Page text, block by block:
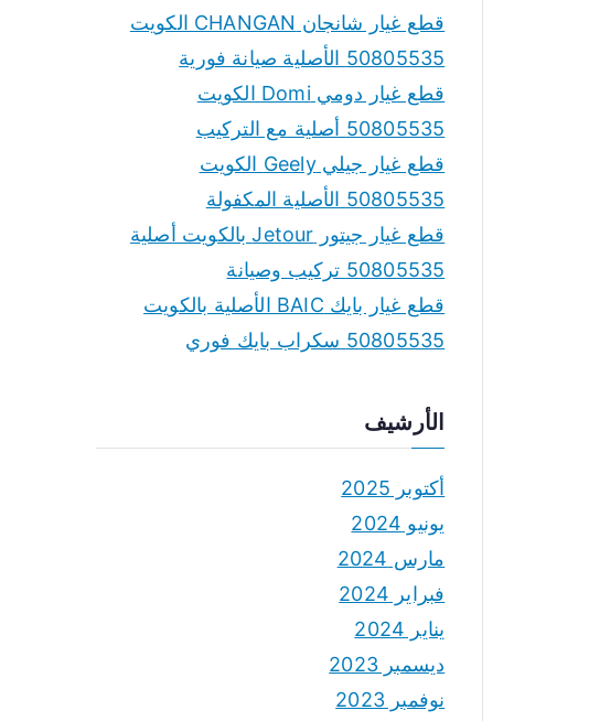
قطع غيار شانجان CHANGAN الكويت
50805535 الأصلية صيانة فورية
قطع غيار دومي Domi الكويت
50805535 أصلية مع التركيب
قطع غيار جيلي Geely الكويت
50805535 الأصلية المكفولة
قطع غيار جيتور Jetour بالكويت أصلية
50805535 تركيب وصيانة
قطع غيار بايك BAIC الأصلية بالكويت
50805535 سكراب بايك فوري
الأرشيف
أكتوبر 2025
يونيو 2024
مارس 2024
فبراير 2024
يناير 2024
ديسمبر 2023
نوفمبر 2023